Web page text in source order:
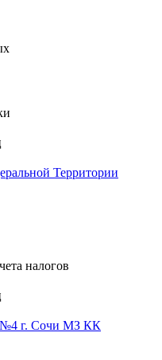
Территории
налогов
№4 г. Сочи МЗ КК